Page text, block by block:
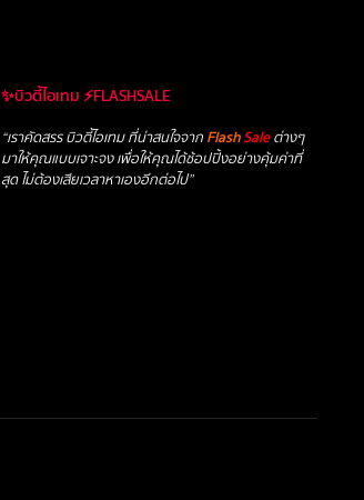
✨บิวตี้ไอเทม ⚡FLASHSALE
“เราคัดสรร บิวตี้ไอเทม ที่น่าสนใจจาก FlashSaleต่างๆ
มาให้คุณแบบเจาะจง เพื่อให้คุณได้ช้อปปิ้งอย่างคุ้มค่าที่
สุด ไม่ต้องเสียเวลาหาเองอีกต่อไป”